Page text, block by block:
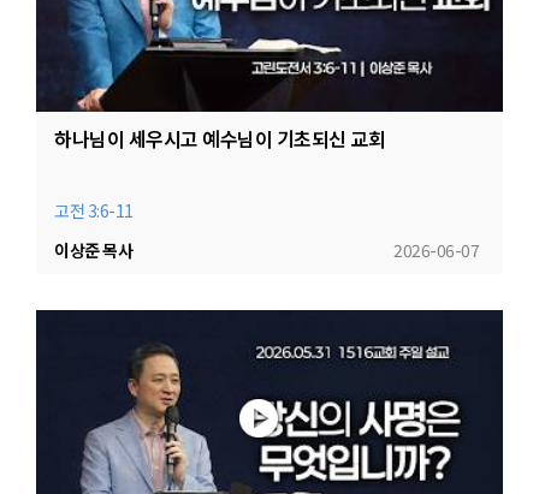
하나님이 세우시고 예수님이 기초되신 교회
고전 3:6-11
2026-06-07
이상준 목사